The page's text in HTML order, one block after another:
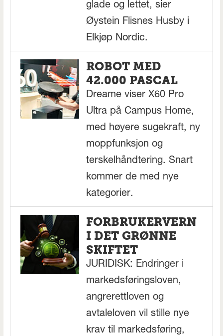
glade og lettet, sier
Øystein Flisnes Husby i
Elkjøp Nordic.
ROBOT MED
42.000 PASCAL
Dreame viser X60 Pro
Ultra på Campus Home,
med høyere sugekraft, ny
moppfunksjon og
terskelhåndtering. Snart
kommer de med nye
kategorier.
FORBRUKERVERN
I DET GRØNNE
SKIFTET
JURIDISK: Endringer i
markedsføringsloven,
angrerettloven og
avtaleloven vil stille nye
krav til markedsføring,